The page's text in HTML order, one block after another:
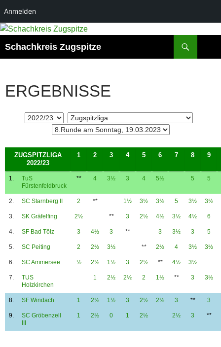
Anmelden
Schachkreis Zugspitze
ERGEBNISSE
ZUGSPITZLIGA
2022/23
1 2 3 4 5 6 7 8 9
1.
TuS
Fürstenfeldbruck
** 4 3½ 3 4 5½ 5 5
2. SC Starnberg II 2 ** 1½ 3½ 3½ 5 3½ 3½
3. SK Gräfelfing 2½ ** 3 2½ 4½ 3½ 4½ 6
4. SF Bad Tölz 3 4½ 3 ** 3 3½ 3 5
5. SC Peiting 2 2½ 3½ ** 2½ 4 3½ 3½
6. SC Ammersee ½ 2½ 1½ 3 2½ ** 4½ 3½
7.
TUS
Holzkirchen
1 2½ 2½ 2 1½ ** 3 3½
8. SF Windach 1 2½ 1½ 3 2½ 2½ 3 ** 3
9.
SC Gröbenzell
III
1 2½ 0 1 2½ 2½ 3 **